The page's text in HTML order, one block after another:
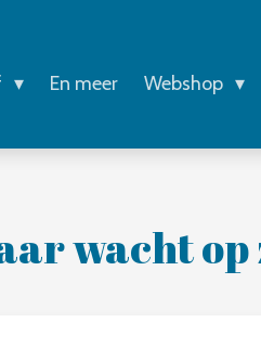
En meer Webshop
wacht